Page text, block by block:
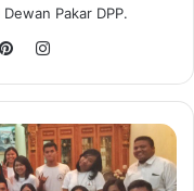
Pakar DPP.
i
n
t
e
I
s
t
a
g